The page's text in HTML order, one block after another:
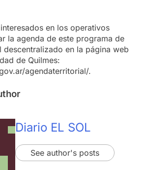
en los operativos
la agenda de este programa de
descentralizado en la página web
de Quilmes:
agendaterritorial/.
Diario EL SOL
See author's posts